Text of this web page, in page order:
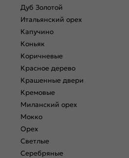
Дуб Золотой
Итальянский орех
Капучино
Коньяк
Коричневые
Красное дерево
Крашенные двери
Кремовые
Миланский орех
Мокко
Орех
Светлые
Серебряные